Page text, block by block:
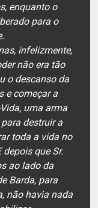
enquanto o
para o
infelizmente,
não era tão
o descanso da
e começar a
uma arma
destruir a
toda a vida no
que Sr.
ao lado da
Barda, para
não havia nada